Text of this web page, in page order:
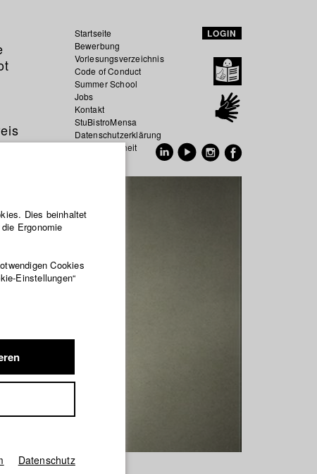
Startseite
Bewerbung
Vorlesungsverzeichnis
Code of Conduct
Summer School
Jobs
Kontakt
StuBistroMensa
Datenschutzerklärung
Datensicherheit
LOGIN
Dies beinhaltet
Ergonomie
Cookies
Einstellungen“
Datenschutz